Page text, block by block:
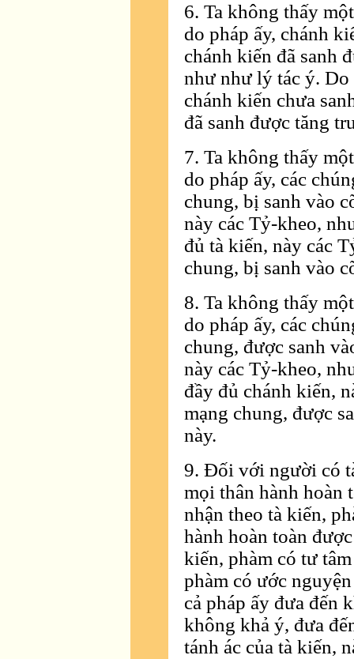
6. Ta không thấy
do pháp ấy, chánh
chánh kiến đã sanh
như như lý tác ý.
chánh kiến chưa
đã sanh được tăng
7. Ta không thấy
do pháp ấy, các
chung, bị sanh vào
này các Tỷ-kheo,
đủ tà kiến, này các
chung, bị sanh vào
8. Ta không thấy
do pháp ấy, các
chung, được sanh
này các Tỷ-kheo,
đầy đủ chánh kiến,
mạng chung, được
này.
9. Ðối với người có
mọi thân hành hoàn
nhận theo tà kiến,
hành hoàn toàn
kiến, phàm có tư
phàm có ước
cả pháp ấy đưa đến
không khả ý, đưa
tánh ác của tà kiến,